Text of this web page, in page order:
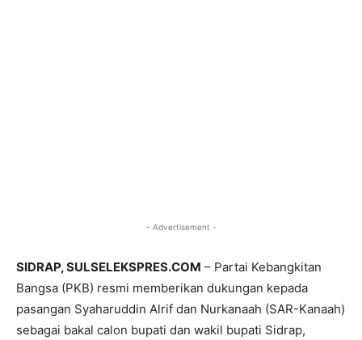
- Advertisement -
SIDRAP, SULSELEKSPRES.COM – Partai Kebangkitan
Bangsa (PKB) resmi memberikan dukungan kepada
pasangan Syaharuddin Alrif dan Nurkanaah (SAR-Kanaah)
sebagai bakal calon bupati dan wakil bupati Sidrap,